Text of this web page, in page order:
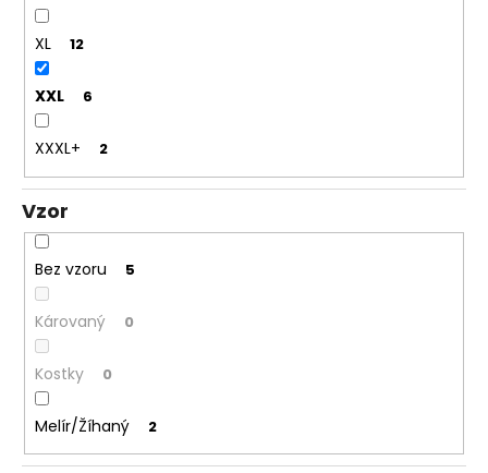
XL 12
XXL 6
XXXL+ 2
Vzor
Bez vzoru 5
Károvaný 0
Kostky 0
Melír/Žíhaný 2